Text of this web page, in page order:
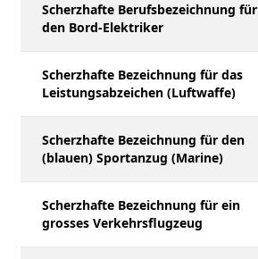
Scherzhafte Berufsbezeichnung für
den Bord-Elektriker
Scherzhafte Bezeichnung für das
Leistungsabzeichen (Luftwaffe)
Scherzhafte Bezeichnung für den
(blauen) Sportanzug (Marine)
Scherzhafte Bezeichnung für ein
grosses Verkehrsflugzeug